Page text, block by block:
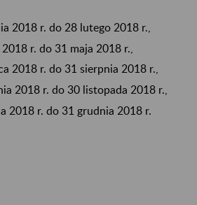
2018 r. do 28 lutego 2018 r.,
r. do 31 maja 2018 r.,
2018 r. do 31 sierpnia 2018 r.,
2018 r. do 30 listopada 2018 r.,
2018 r. do 31 grudnia 2018 r.